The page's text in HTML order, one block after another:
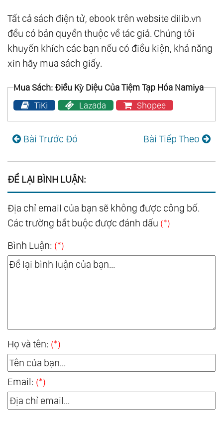
Tất cả sách điện tử, ebook trên website dilib.vn
đều có bản quyền thuộc về tác giả. Chúng tôi
khuyến khích các bạn nếu có điều kiện, khả năng
xin hãy mua sách giấy.
Mua Sách: Điều Kỳ Diệu Của Tiệm Tạp Hóa Namiya
TiKi
Lazada Shopee
Bài Trước Đó Bài Tiếp Theo
ĐỂ LẠI BÌNH LUẬN:
Địa chỉ email của bạn sẽ không được công bố.
Các trường bắt buộc được đánh dấu (*)
Bình Luận: (*)
Họ và tên: (*)
Email: (*)